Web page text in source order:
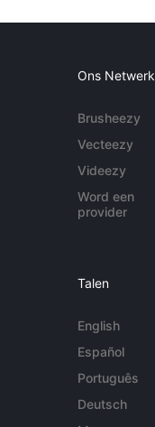
Ons Netwerk
Brusheezy
Vecteezy
Videezy
Word een
provider
Talen
English
Español
Português
Deutsch